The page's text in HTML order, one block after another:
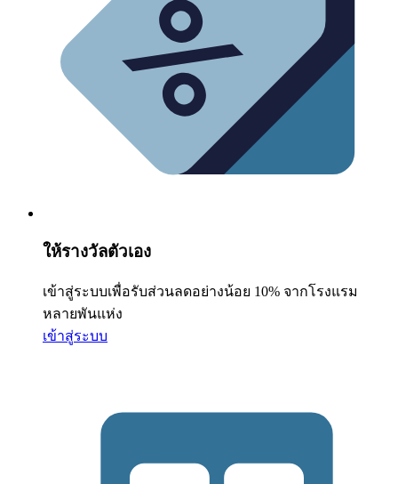
ให้รางวัลตัวเอง
เข้าสู่ระบบเพื่อรับส่วนลดอย่างน้อย 10% จากโรงแรม
หลายพันแห่ง
เข้าสู่ระบบ